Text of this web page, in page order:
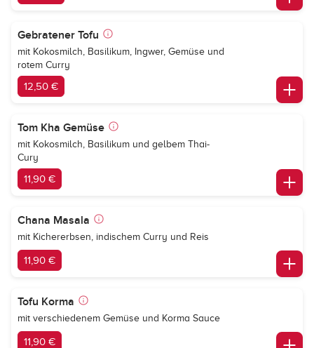
Gebratener Tofu
mit Kokosmilch, Basilikum, Ingwer, Gemüse und
rotem Curry
12,50 €
Tom Kha Gemüse
mit Kokosmilch, Basilikum und gelbem Thai-
Cury
11,90 €
Chana Masala
mit Kichererbsen, indischem Curry und Reis
11,90 €
Tofu Korma
mit verschiedenem Gemüse und Korma Sauce
11,90 €